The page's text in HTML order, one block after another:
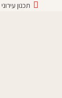
תכנון עירוני